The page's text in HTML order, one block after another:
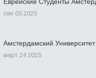
сен 05 2025
Амстердамский
март 24 2025